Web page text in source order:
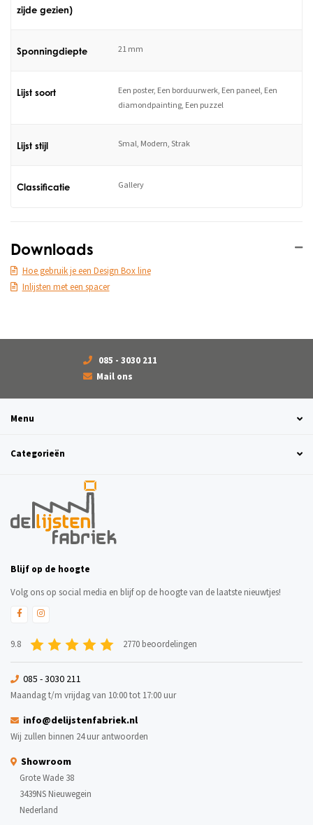
zijde gezien)
Sponningdiepte 21 mm
Lijst soort
Een poster, Een borduurwerk, Een paneel, Een
diamondpainting, Een puzzel
Lijst stijl Smal, Modern, Strak
Classificatie Gallery
Downloads
Hoe gebruik je een Design Box line
Inlijsten met een spacer
085 - 3030 211
Mail ons
Menu
Categorieën
Blijf op de hoogte
Volg ons op social media en blijf op de hoogte van de laatste nieuwtjes!
9.8 2770 beoordelingen
085 - 3030 211
Maandag t/m vrijdag van 10:00 tot 17:00 uur
info@delijstenfabriek.nl
Wij zullen binnen 24 uur antwoorden
Showroom
Grote Wade 38
3439NS Nieuwegein
Nederland